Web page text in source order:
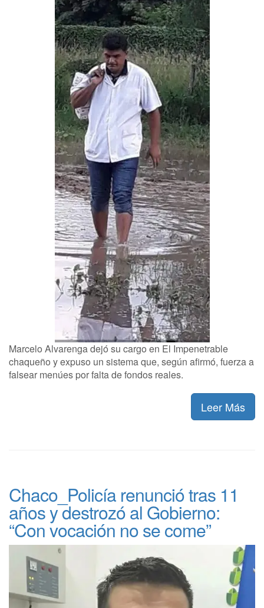
Marcelo Alvarenga dejó su cargo en El Impenetrable
chaqueño y expuso un sistema que, según afirmó, fuerza a
falsear menúes por falta de fondos reales.
Leer Más
Chaco_Policía renunció tras 11
años y destrozó al Gobierno:
“Con vocación no se come”